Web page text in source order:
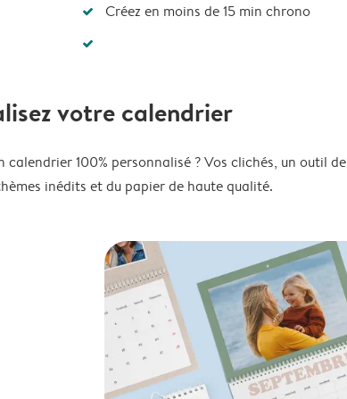
Créez en moins de 15 min chrono
votre calendrier
100% personnalisé ? Vos clichés, un outil de
inédits et du papier de haute qualité.